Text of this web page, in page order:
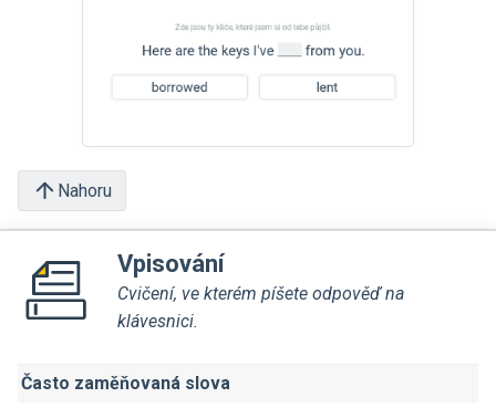
Nahoru
Vpisování
Cvičení, ve kterém píšete odpověď na
klávesnici.
Často zaměňovaná slova